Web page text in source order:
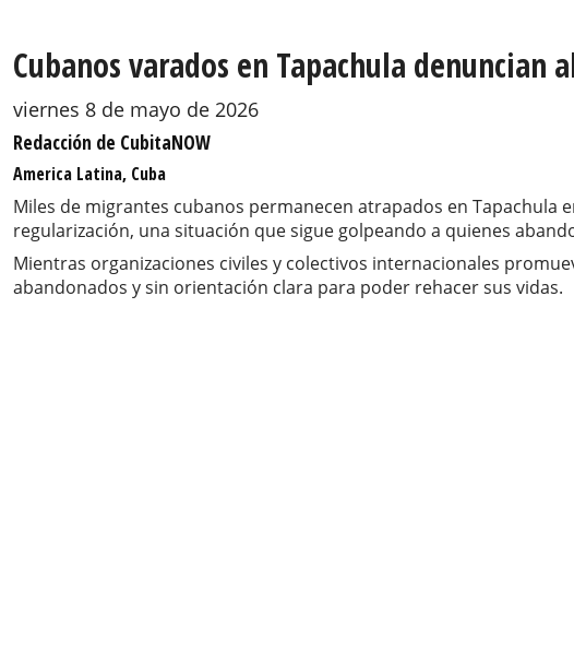
Cubanos varados en Tapachula
viernes 8 de mayo de 2026
Redacción de CubitaNOW
America Latina, Cuba
Miles de migrantes cubanos permanecen atrapados en
regularización, una situación que sigue golpeando a quienes
Mientras organizaciones civiles y colectivos internacionales
abandonados y sin orientación clara para poder rehacer sus vidas.